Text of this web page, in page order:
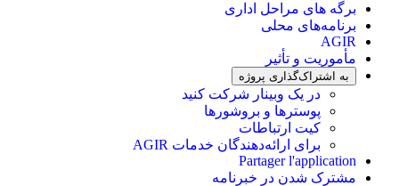
برگه های مراحل اداری
برنامه‌های محلی
AGIR
مأموریت و تأثیر
به اشتراک‌گذاری پروژه
در یک وبینار شرکت کنید
پوسترها و بروشورها
کیت ارتباطات
برای ارائه‌دهندگان خدمات AGIR
Partager l'application
مشترک شدن در خبرنامه